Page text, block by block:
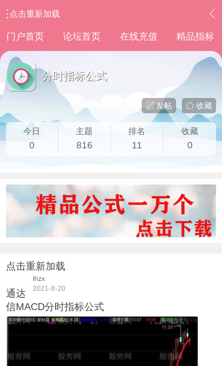
点击重新加载
门户首页 论坛首页 在线充值 精品指标
分时指标公式
收藏
发帖
今日
0
主题
816
排名
11
收藏
0
点击重新加载
ihzx
2021-8-20
通达
信MACD分时指标公式